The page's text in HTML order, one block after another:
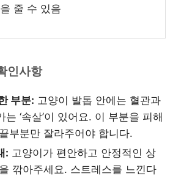
줄 수 있음
인사항
부분: 고양이 발톱 안에는 혈관과
는 ‘속살’이 있어요. 이 부분을 피해
부분만 잘라주어야 합니다.
: 고양이가 편안하고 안정적인 상
깎아주세요. 스트레스를 느낀다